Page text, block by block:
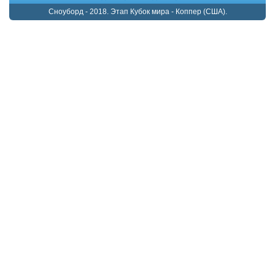
Сноуборд - 2018. Этап Кубок мира - Коппер (США).